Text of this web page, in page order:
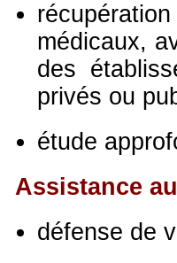
médicaux,
des
privés ou
étude
Assistance
défense de